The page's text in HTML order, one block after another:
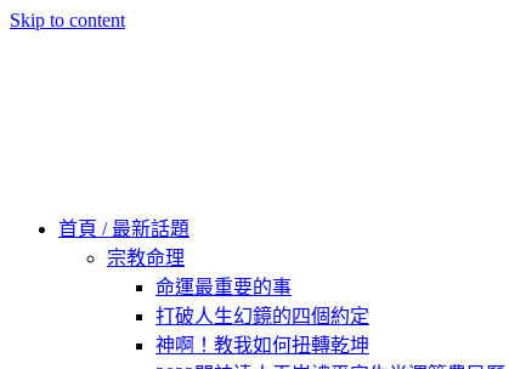
Skip to content
首頁 / 最新話題
宗教命理
命運最重要的事
打破人生幻鏡的四個約定
神啊！教我如何扭轉乾坤